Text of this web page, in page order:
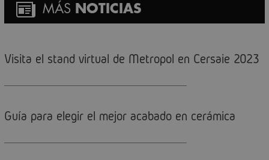
MÁS NOTICIAS
Visita el stand virtual de Metropol en Cersaie 2023
Guía para elegir el mejor acabado en cerámica